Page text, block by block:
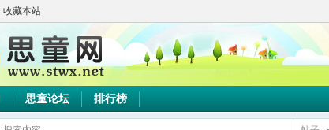
收藏本站
思童论坛 排行榜